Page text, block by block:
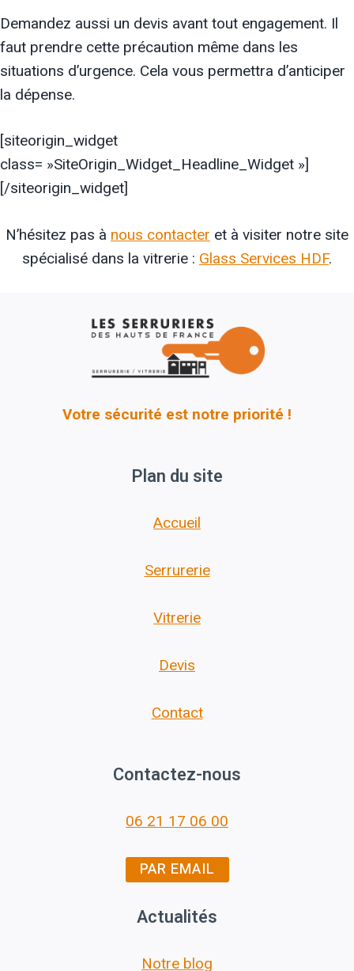
Demandez aussi un devis avant tout engagement. Il
faut prendre cette précaution même dans les
situations d’urgence. Cela vous permettra d’anticiper
la dépense.
[siteorigin_widget
class= »SiteOrigin_Widget_Headline_Widget »]
[/siteorigin_widget]
N’hésitez pas à nous contacter et à visiter notre site
spécialisé dans la vitrerie : Glass Services HDF.
Votre sécurité est notre priorité !
Plan du site
Accueil
Serrurerie
Vitrerie
Devis
Contact
Contactez-nous
06 21 17 06 00
PAR EMAIL
Actualités
Notre blog